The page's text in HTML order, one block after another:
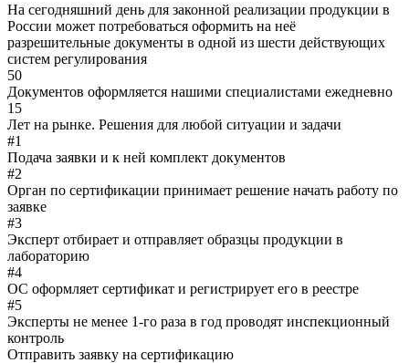
На сегодняшний день для законной реализации продукции в
России может потребоваться оформить на неё
разрешительные документы в одной из шести действующих
систем регулирования
50
Документов оформляется нашими специалистами ежедневно
15
Лет на рынке. Решения для любой ситуации и задачи
#1
Подача заявки и к ней комплект документов
#2
Орган по сертификации принимает решение начать работу по
заявке
#3
Эксперт отбирает и отправляет образцы продукции в
лабораторию
#4
ОС оформляет сертификат и регистрирует его в реестре
#5
Эксперты не менее 1-го раза в год проводят инспекционный
контроль
Отправить заявку на сертификацию